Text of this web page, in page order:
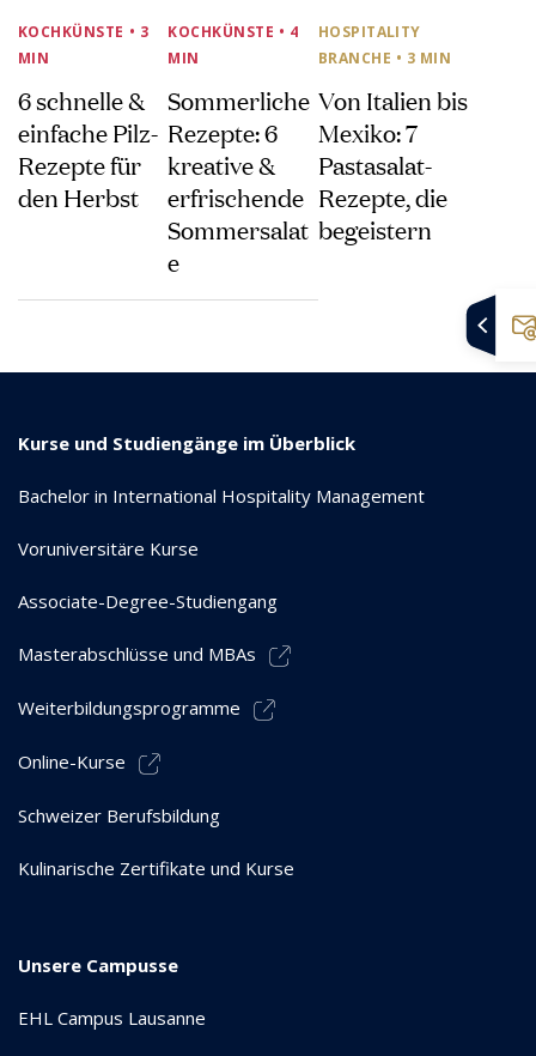
KOCHKÜNSTE • 3
MIN
6 schnelle &
einfache Pilz-
Rezepte für
den Herbst
KOCHKÜNSTE • 4
MIN
Sommerliche
Rezepte: 6
kreative &
erfrischende
Sommersalat
e
HOSPITALITY
BRANCHE • 3 MIN
Von Italien bis
Mexiko: 7
Pastasalat-
Rezepte, die
begeistern
Kurse und Studiengänge im Überblick
Bachelor in International Hospitality Management
Voruniversitäre Kurse
Associate-Degree-Studiengang
Masterabschlüsse und MBAs
Weiterbildungsprogramme
Online-Kurse
Schweizer Berufsbildung
Kulinarische Zertifikate und Kurse
Unsere Campusse
EHL Campus Lausanne